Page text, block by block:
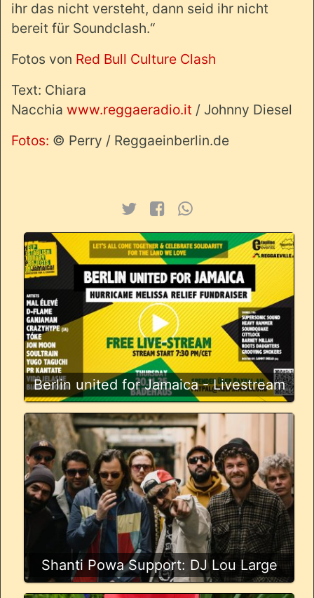
ihr das nicht versteht, dann seid ihr nicht
bereit für Soundclash.“
Fotos von Red Bull Culture Clash
Text: Chiara
Nacchia www.reggaeradio.it / Johnny Diesel
Fotos: © Perry / Reggaeinberlin.de
Berlin united for Jamaica - Livestream
Shanti Powa Support: DJ Lou Large